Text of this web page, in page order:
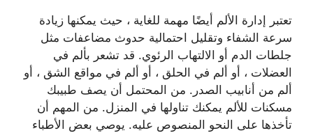
تعتبر إدارة الألم أيضًا مهمة للغاية ، حيث يمكنها زيادة
سرعة الشفاء وتقليل احتمالية حدوث مضاعفات مثل
جلطات الدم أو الالتهاب الرئوي. قد تشعر بألم في
العضلات ، أو ألم في الحلق ، أو ألم في مواقع الشق ، أو
ألم من أنابيب الصدر. من المحتمل أن يصف طبيبك
مسكنات للألم يمكنك تناولها في المنزل. من المهم أن
تأخذها على النحو المنصوص عليه. يوصي بعض الأطباء